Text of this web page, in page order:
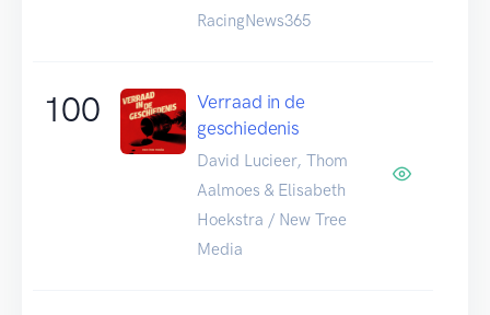
RacingNews365
100
Verraad in de
geschiedenis
David Lucieer, Thom
Aalmoes & Elisabeth
Hoekstra / New Tree
Media